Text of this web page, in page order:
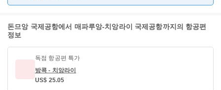
돈므앙 국제공항에서 매파루앙-치앙라이 국제공항까지의 항공편
정보
독점 항공편 특가
방콕 - 치앙라이
US$ 25.05